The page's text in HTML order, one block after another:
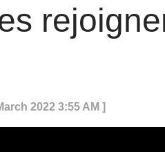
2022 3:55 AM ]